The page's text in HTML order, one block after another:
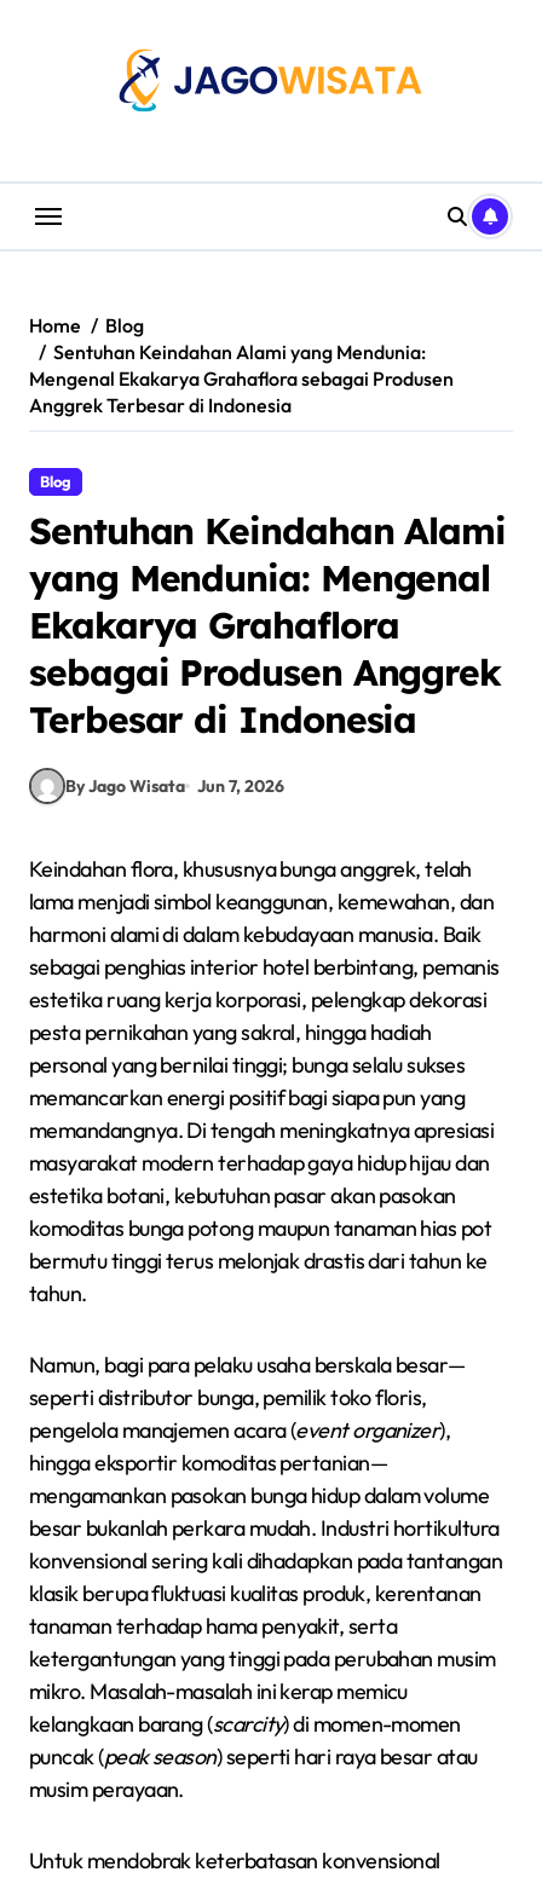
Home
Blog
Sentuhan Keindahan Alami yang Mendunia:
Mengenal Ekakarya Grahaflora sebagai Produsen
Anggrek Terbesar di Indonesia
Blog
Sentuhan Keindahan Alami
yang Mendunia: Mengenal
Ekakarya Grahaflora
sebagai Produsen Anggrek
Terbesar di Indonesia
By Jago Wisata Jun 7, 2026
Keindahan flora, khususnya bunga anggrek, telah
lama menjadi simbol keanggunan, kemewahan, dan
harmoni alami di dalam kebudayaan manusia. Baik
sebagai penghias interior hotel berbintang, pemanis
estetika ruang kerja korporasi, pelengkap dekorasi
pesta pernikahan yang sakral, hingga hadiah
personal yang bernilai tinggi; bunga selalu sukses
memancarkan energi positif bagi siapa pun yang
memandangnya. Di tengah meningkatnya apresiasi
masyarakat modern terhadap gaya hidup hijau dan
estetika botani, kebutuhan pasar akan pasokan
komoditas bunga potong maupun tanaman hias pot
bermutu tinggi terus melonjak drastis dari tahun ke
tahun.
Namun, bagi para pelaku usaha berskala besar—
seperti distributor bunga, pemilik toko floris,
pengelola manajemen acara (event organizer),
hingga eksportir komoditas pertanian—
mengamankan pasokan bunga hidup dalam volume
besar bukanlah perkara mudah. Industri hortikultura
konvensional sering kali dihadapkan pada tantangan
klasik berupa fluktuasi kualitas produk, kerentanan
tanaman terhadap hama penyakit, serta
ketergantungan yang tinggi pada perubahan musim
mikro. Masalah-masalah ini kerap memicu
kelangkaan barang (scarcity) di momen-momen
puncak (peak season) seperti hari raya besar atau
musim perayaan.
Untuk mendobrak keterbatasan konvensional